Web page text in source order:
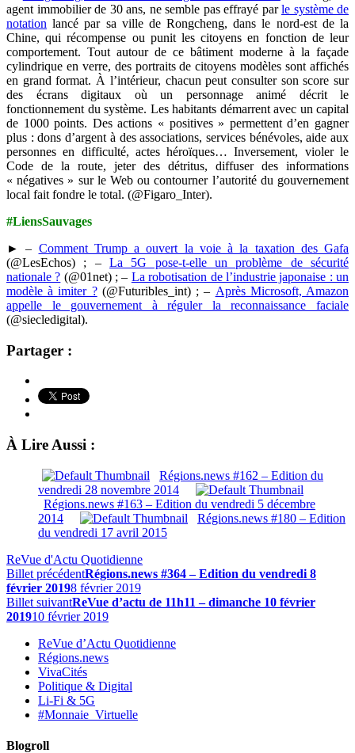
agent immobilier de 30 ans, ne semble pas effrayé parle système de
notation lancé par sa ville de Rongcheng, dans le nord-est de la
Chine, qui récompense ou punit les citoyens en fonction de leur
comportement. Tout autour de ce bâtiment moderne à la façade
cylindrique en verre, des portraits de citoyens modèles sont affichés
en grand format. À l’intérieur, chacun peut consulter son score sur
des écrans digitaux où un personnage animé décrit le
fonctionnement du système. Les habitants démarrent avec un capital
de 1000 points. Des actions « positives » permettent d’en gagner
plus : dons d’argent à des associations, services bénévoles, aide aux
personnes en difficulté, actes héroïques… Inversement, violer le
Code de la route, jeter des détritus, diffuser des informations
« négatives » sur le Web ou contourner l’autorité du gouvernement
local fait fondre le total. (@Figaro_Inter).
#LiensSauvages
► – Comment Trump a ouvert la voie à la taxation des Gafa
(@LesEchos) ; – La 5G pose-t-elle un problème de sécurité
nationale ? (@01net) ; – La robotisation de l’industrie japonaise : un
modèle à imiter ?(@Futuribles_int) ; – Après Microsoft, Amazon
appelle le gouvernement à réguler la reconnaissance faciale
(@siecledigital).
Partager :
À Lire Aussi :
Régions.news #162 – Edition du
vendredi 28 novembre 2014
Régions.news #163 – Edition du vendredi 5 décembre
2014
Régions.news #180 – Edition
du vendredi 17 avril 2015
ReVue d'Actu Quotidienne
Billet précédentRégions.news #364 – Edition du vendredi 8
février 20198 février 2019
Billet suivantReVue d’actu de 11h11 – dimanche 10 février
201910 février 2019
ReVue d’Actu Quotidienne
Régions.news
VivaCités
Politique & Digital
Li-Fi & 5G
#Monnaie_Virtuelle
Blogroll